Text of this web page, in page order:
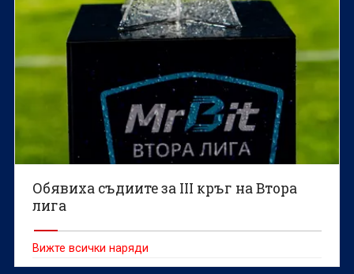
Обявиха съдиите за III кръг на Втора
лига
Вижте всички наряди